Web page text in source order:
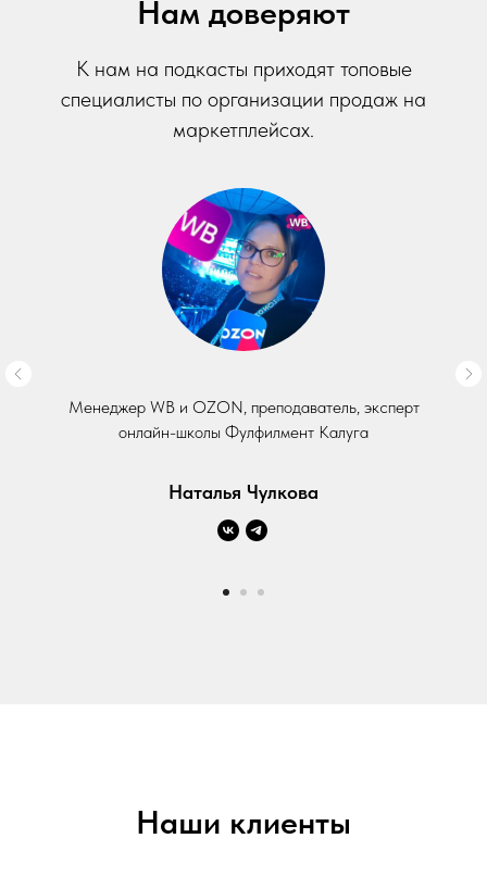
Нам доверяют
К нам на подкасты приходят топовые
специалисты по организации продаж на
маркетплейсах.
Менеджер WB и OZON, преподаватель, эксперт
онлайн-школы Фулфилмент Калуга
Наталья Чулкова
Наши клиенты